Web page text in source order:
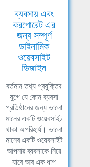
ব্যবসায় এবং
করপোরেট এর
জন্য সম্পূর্ণ
ডাইনামিক
ওয়েবসাইট
ডিজাইন
বর্তমান তথ্য প্রযুক্তির
যুগে যে কোন ব্যবসা
প্রতিষ্ঠানের জন্য ভালো
মানের একটি ওয়েবসাইট
থাকা অপরিহার্য। ভালো
মানের একটি ওয়েবসাইট
আপনার ব্যবসাকে নিয়ে
যাবে আর এক ধাপ